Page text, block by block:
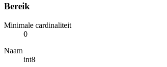
Bereik
Minimale cardinaliteit
0
Naam
int8